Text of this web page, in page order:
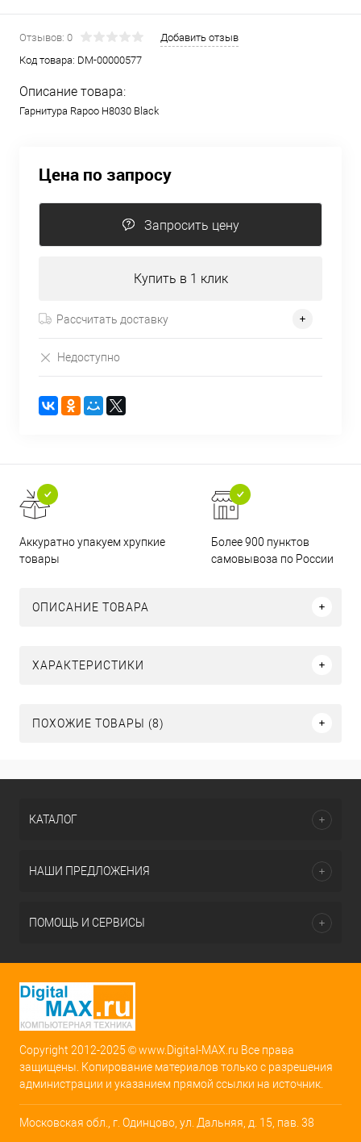
Отзывов: 0
Добавить отзыв
Код товара: DM-00000577
Описание товара:
Гарнитура Rapoo H8030 Black
Цена по запросу
Запросить цену
Купить в 1 клик
Рассчитать доставку
Недоступно
Аккуратно упакуем хрупкие
товары
Более 900 пунктов
самовывоза по России
ОПИСАНИЕ ТОВАРА
ХАРАКТЕРИСТИКИ
ПОХОЖИЕ ТОВАРЫ (8)
КАТАЛОГ
НАШИ ПРЕДЛОЖЕНИЯ
ПОМОЩЬ И СЕРВИСЫ
Copyright 2012-2025 © www.Digital-MAX.ru Все права
защищены. Копирование материалов только с разрешения
администрации и указанием прямой ссылки на источник.
Московская обл., г. Одинцово, ул. Дальняя, д. 15, пав. 38